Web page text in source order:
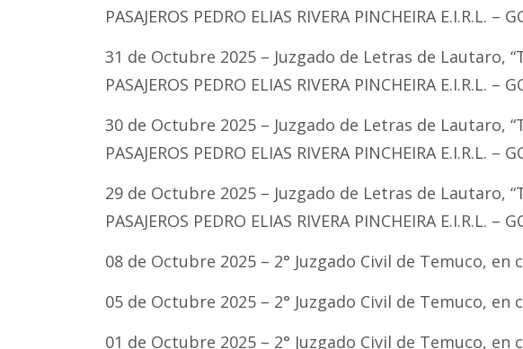
PASAJEROS PEDRO ELIAS RIVERA PINCHEIRA E.I.R.L. –
31 de Octubre 2025 – Juzgado de Letras de Lautaro,
PASAJEROS PEDRO ELIAS RIVERA PINCHEIRA E.I.R.L. –
30 de Octubre 2025 – Juzgado de Letras de Lautaro,
PASAJEROS PEDRO ELIAS RIVERA PINCHEIRA E.I.R.L. –
29 de Octubre 2025 – Juzgado de Letras de Lautaro,
PASAJEROS PEDRO ELIAS RIVERA PINCHEIRA E.I.R.L. –
08 de Octubre 2025 – 2° Juzgado Civil de Temuco, en
05 de Octubre 2025 – 2° Juzgado Civil de Temuco, en
01 de Octubre 2025 – 2° Juzgado Civil de Temuco, en